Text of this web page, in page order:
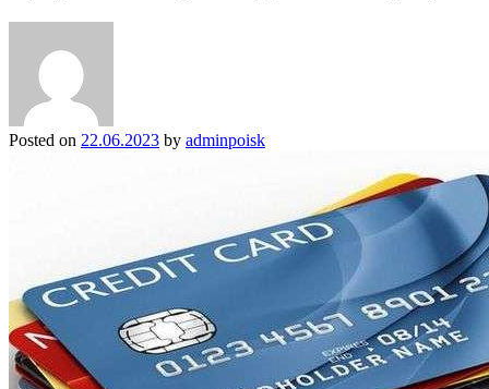
Posted on 22.06.2023 by adminpoisk